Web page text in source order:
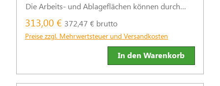
Die Arbeits- und Ablageflächen können durch
praktische Stand- und Rollcontainer sinnvoll
ergänzt werden.
313,00 € 372,47 € brutto
Preise zzgl. Mehrwertsteuer und Versandkosten
In den Warenkorb